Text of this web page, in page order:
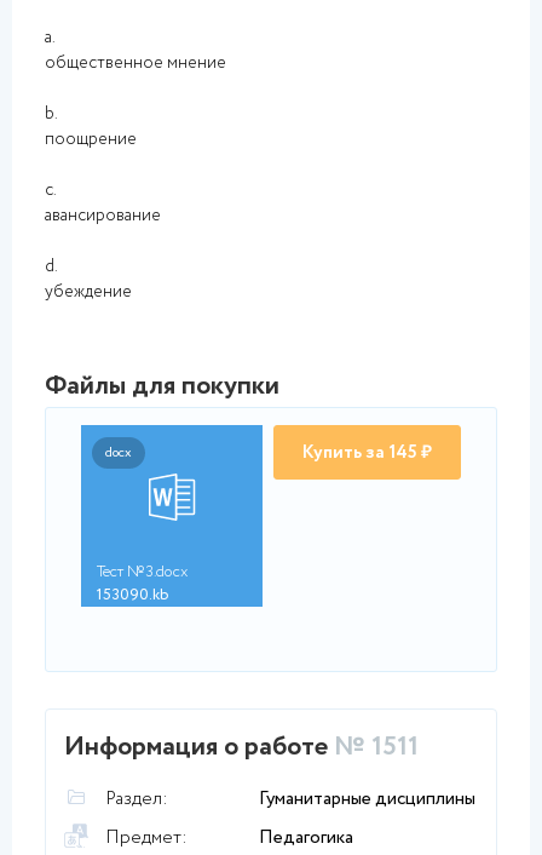
a.
общественное мнение
b.
поощрение
c.
авансирование
d.
убеждение
Файлы для покупки
docx
Тест №3.docx
153090.kb
Купить за 145 ₽
Информация о работе № 1511
Раздел:
Гуманитарные дисциплины
Предмет:
Педагогика